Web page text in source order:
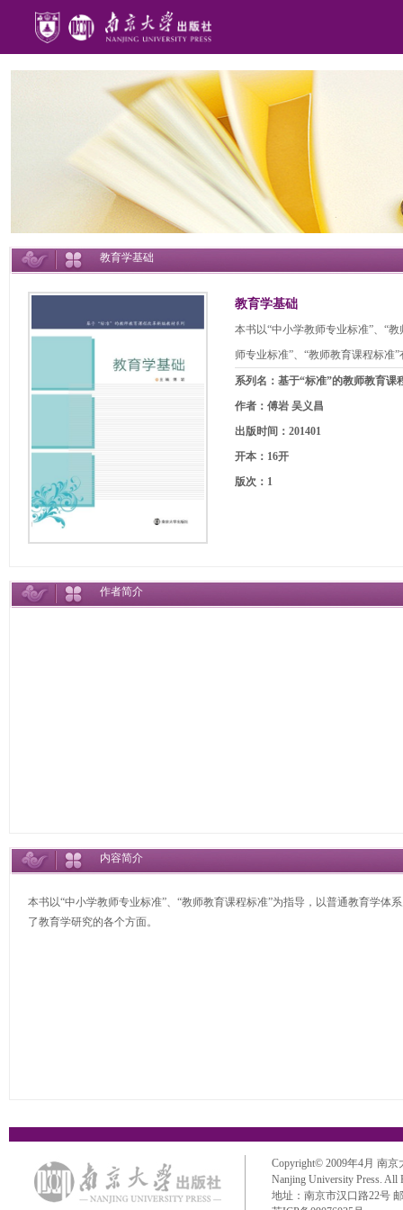
教育学基础
教育学基础
本书以“中小学教师专业标准”、“
师专业标准”、“教师教育课程标准
系列名：基于“标准”的教师教育课
作者：傅岩 吴义昌
出版时间：201401
开本：16开
版次：1
作者简介
内容简介
本书以“中小学教师专业标准”、“教师教育课程标准”为指导，以普通教育学体
了教育学研究的各个方面。
Copyright© 2009年4月 南京
Nanjing University Press. All
地址：南京市汉口路22号